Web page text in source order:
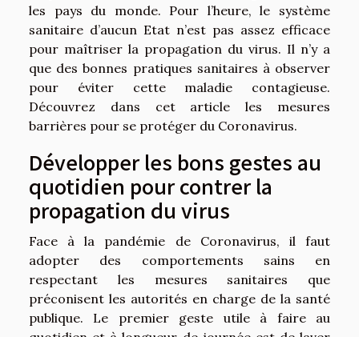
les pays du monde. Pour l’heure, le système
sanitaire d’aucun Etat n’est pas assez efficace
pour maîtriser la propagation du virus. Il n’y a
que des bonnes pratiques sanitaires à observer
pour éviter cette maladie contagieuse.
Découvrez dans cet article les mesures
barrières pour se protéger du Coronavirus.
Développer les bons gestes au
quotidien pour contrer la
propagation du virus
Face à la pandémie de Coronavirus, il faut
adopter des comportements sains en
respectant les mesures sanitaires que
préconisent les autorités en charge de la santé
publique. Le premier geste utile à faire au